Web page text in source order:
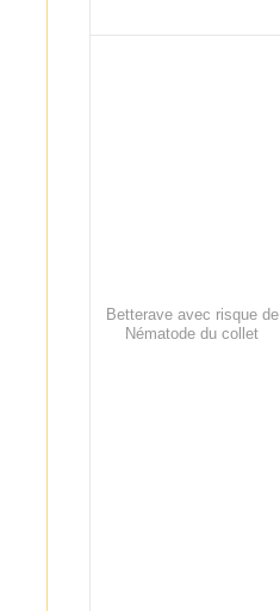
Betterave avec risque de
Nématode du collet